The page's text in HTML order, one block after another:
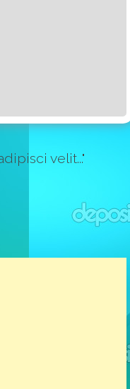
velit..."